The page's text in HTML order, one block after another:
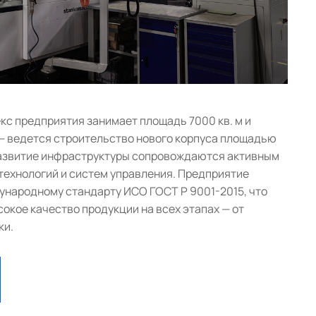
предприятия занимает площадь 7000 кв. м и
строительство нового корпуса площадью
инфраструктуры сопровождаются активным
и систем управления. Предприятие
стандарту ИСО ГОСТ Р 9001-2015, что
качество продукции на всех этапах — от